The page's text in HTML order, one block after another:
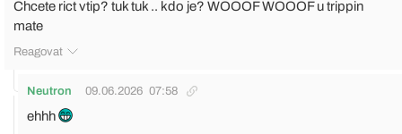
Chcete rict vtip? tuk tuk .. kdo je? WOOOF WOOOF u trippin
mate
Reagovat
Neutron 09.06.2026 07:58
ehhh